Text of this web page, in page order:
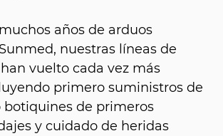
años de arduos
nuestras líneas de
vuelto cada vez más
primero suministros de
botiquines de primeros
y cuidado de heridas